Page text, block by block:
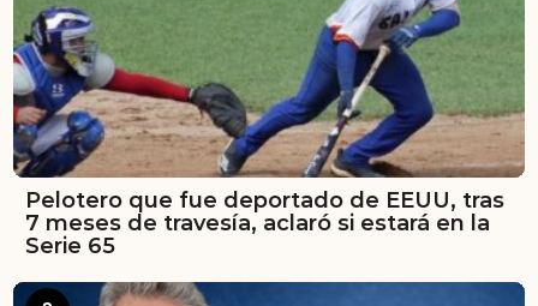
Pelotero que fue deportado de EEUU, tras
7 meses de travesía, aclaró si estará en la
Serie 65